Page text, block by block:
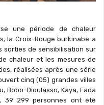
une période de chaleur
la Croix-Rouge burkinabè a
sorties de sensibilisation sur
chaleur et les mesures de
réalisées après une série
cinq (05) grandes villes
Bobo-Dioulasso, Kaya, Fada
39 299 personnes ont été